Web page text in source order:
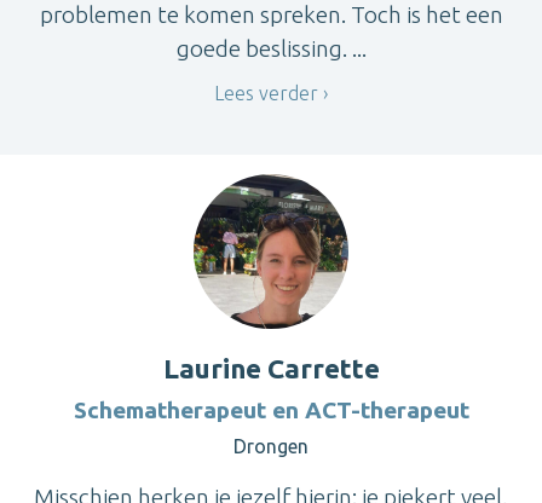
problemen te komen spreken. Toch is het een
goede beslissing. ...
Lees verder
Laurine Carrette
Schematherapeut en ACT-therapeut
Drongen
Misschien herken je jezelf hierin: je piekert veel,